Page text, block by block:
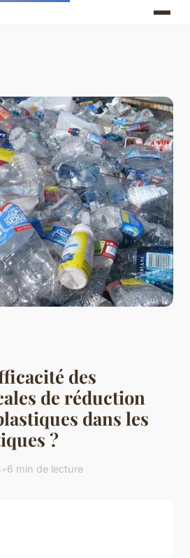
des
de réduction
dans les
?
•6 min de lecture